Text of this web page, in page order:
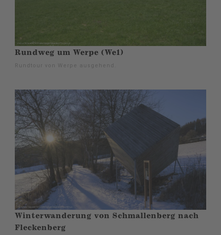
Rundweg um Werpe (We1)
Rundtour von Werpe ausgehend.
Winterwanderung von Schmallenberg nach
Fleckenberg